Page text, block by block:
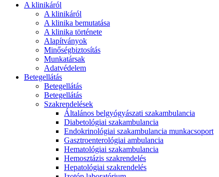
A klinikáról
A klinikáról
A klinika bemutatása
A klinika története
Alapítványok
Minőségbiztosítás
Munkatársak
Adatvédelem
Betegellátás
Betegellátás
Betegellátás
Szakrendelések
Általános belgyógyászati szakambulancia
Diabetológiai szakambulancia
Endokrinológiai szakambulancia munkacsoport
Gasztroenterológiai ambulancia
Hematológiai szakambulancia
Hemosztázis szakrendelés
Hepatológiai szakrendelés